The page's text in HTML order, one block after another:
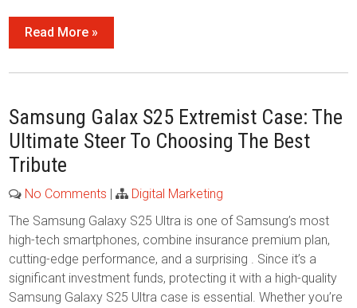
Read More »
Samsung Galax S25 Extremist Case: The
Ultimate Steer To Choosing The Best
Tribute
No Comments |
Digital Marketing
The Samsung Galaxy S25 Ultra is one of Samsung’s most
high-tech smartphones, combine insurance premium plan,
cutting-edge performance, and a surprising . Since it’s a
significant investment funds, protecting it with a high-quality
Samsung Galaxy S25 Ultra case is essential. Whether you’re